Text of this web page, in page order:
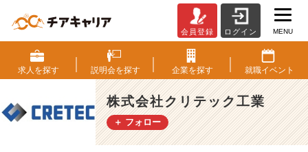
2
9
期
【社
外
秘】
会員登録 ログイン MENU
求人を探す 説明会を探す 企業を探す 就職イベント
株式会社クリテック工業
＋ フォロー